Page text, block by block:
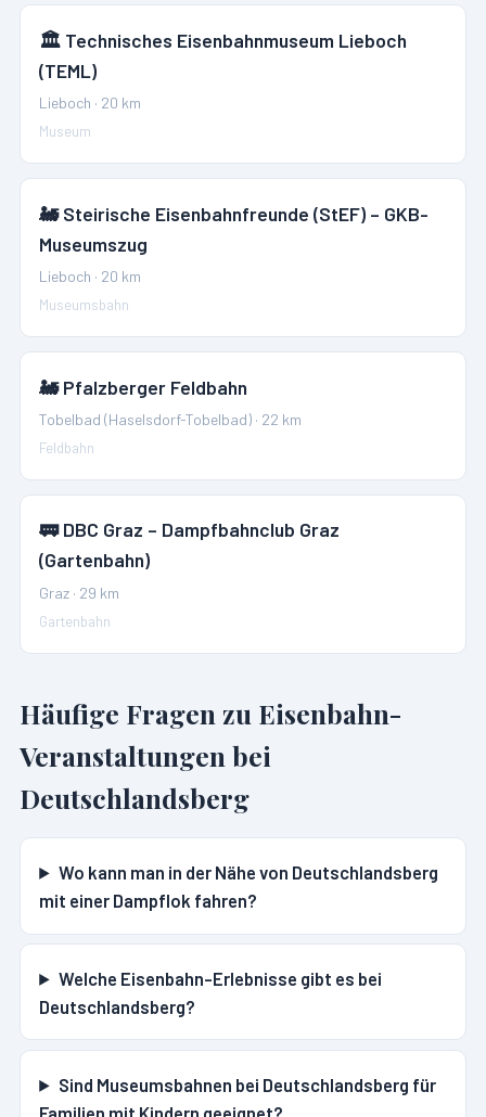
🏛️ Technisches Eisenbahnmuseum Lieboch
(TEML)
Lieboch · 20 km
Museum
🚂 Steirische Eisenbahnfreunde (StEF) – GKB-
Museumszug
Lieboch · 20 km
Museumsbahn
🚂 Pfalzberger Feldbahn
Tobelbad (Haselsdorf-Tobelbad) · 22 km
Feldbahn
🚃 DBC Graz – Dampfbahnclub Graz
(Gartenbahn)
Graz · 29 km
Gartenbahn
Häufige Fragen zu Eisenbahn-
Veranstaltungen bei
Deutschlandsberg
Wo kann man in der Nähe von Deutschlandsberg
mit einer Dampflok fahren?
Welche Eisenbahn-Erlebnisse gibt es bei
Deutschlandsberg?
Sind Museumsbahnen bei Deutschlandsberg für
Familien mit Kindern geeignet?